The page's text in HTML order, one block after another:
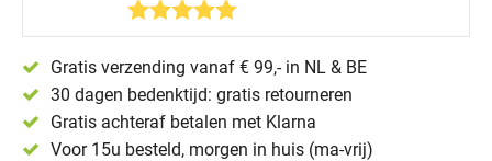
Gratis verzending vanaf € 99,- in NL & BE
30 dagen bedenktijd: gratis retourneren
Gratis achteraf betalen met Klarna
Voor 15u besteld, morgen in huis (ma-vrij)